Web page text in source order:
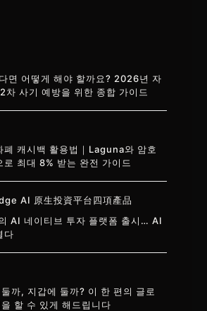
면 어떻게 해야 할까요? 2026년 자
차 사기 예방을 위한 종합 가이드
폐 캐시백 활용법｜Laguna와 암호
로 최대 8% 받는 완전 가이드
AI 네이티브 투자 플랫폼 출시… AI
다
까, 지갑에 둘까? 이 한 편의 글로
할 수 있게 해드립니다